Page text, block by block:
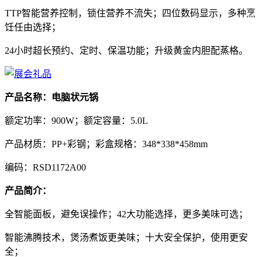
TTP智能营养控制，锁住营养不流失；四位数码显示，多种烹
饪任由选择；
24小时超长预约、定时、保温功能；升级黄金内胆配蒸格。
产品名称：电脑状元锅
额定功率：900W；额定容量：5.0L
产品材质：PP+彩钢；彩盒规格：348*338*458mm
编码：RSD1172A00
产品简介：
全智能面板，避免误操作；42大功能选择，更多美味可选；
智能沸腾技术，煲汤煮饭更美味；十大安全保护，使用更安
全；